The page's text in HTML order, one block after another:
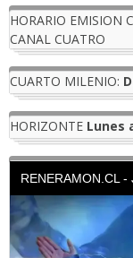
HORARIO EMISION
CANAL CUATRO
CUARTO MILENIO:
HORIZONTE Lunes